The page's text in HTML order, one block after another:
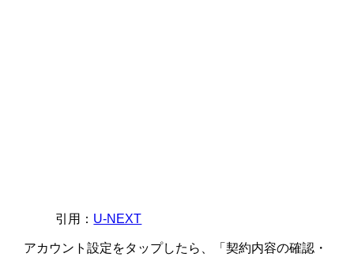
引用： U-NEXT
アカウント設定をタップしたら、「契約内容の確認・